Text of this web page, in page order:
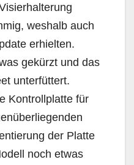
weshalb auch
erhielten.
gekürzt und das
unterfüttert.
Kontrollplatte für
der Platte
noch etwas